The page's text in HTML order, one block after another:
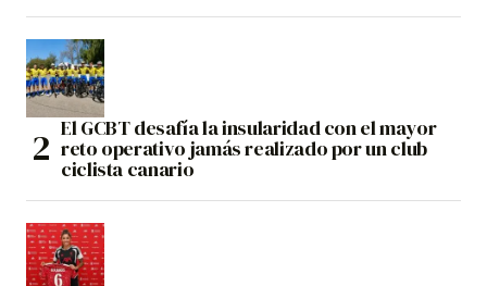
El GCBT desafía la insularidad con el mayor
reto operativo jamás realizado por un club
ciclista canario